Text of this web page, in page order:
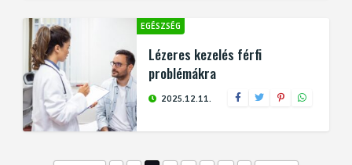
EGÉSZSÉG
Lézeres kezelés férfi
problémákra
2025.12.11.